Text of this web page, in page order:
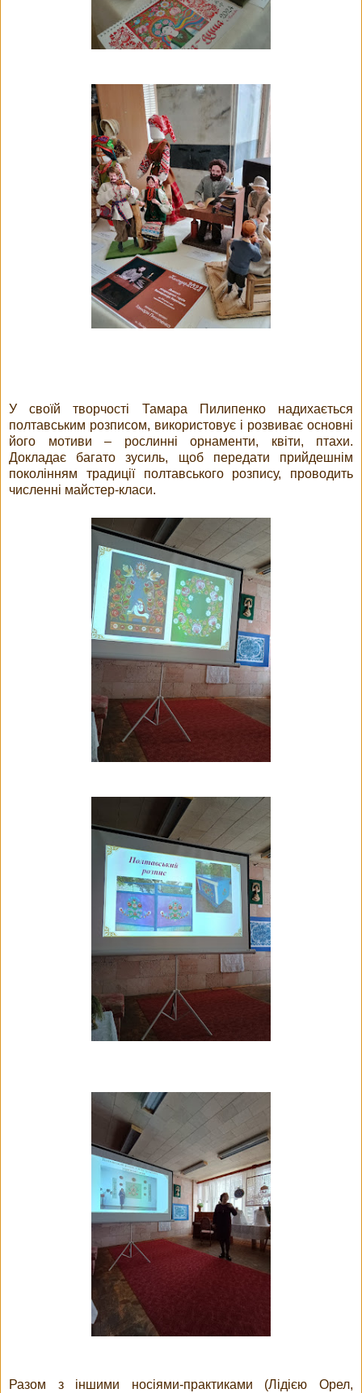
У своїй творчості Тамара Пилипенко надихається
полтавським розписом, використовує і розвиває основні
його мотиви – рослинні орнаменти, квіти, птахи.
Докладає багато зусиль, щоб передати прийдешнім
поколінням традиції полтавського розпису, проводить
численні майстер-класи.
Разом з іншими носіями-практиками (Лідією Орел,